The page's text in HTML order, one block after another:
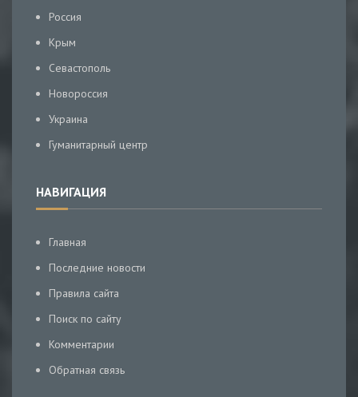
Россия
Крым
Севастополь
Новороссия
Украина
Гуманитарный центр
НАВИГАЦИЯ
Главная
Последние новости
Правила сайта
Поиск по сайту
Комментарии
Обратная связь